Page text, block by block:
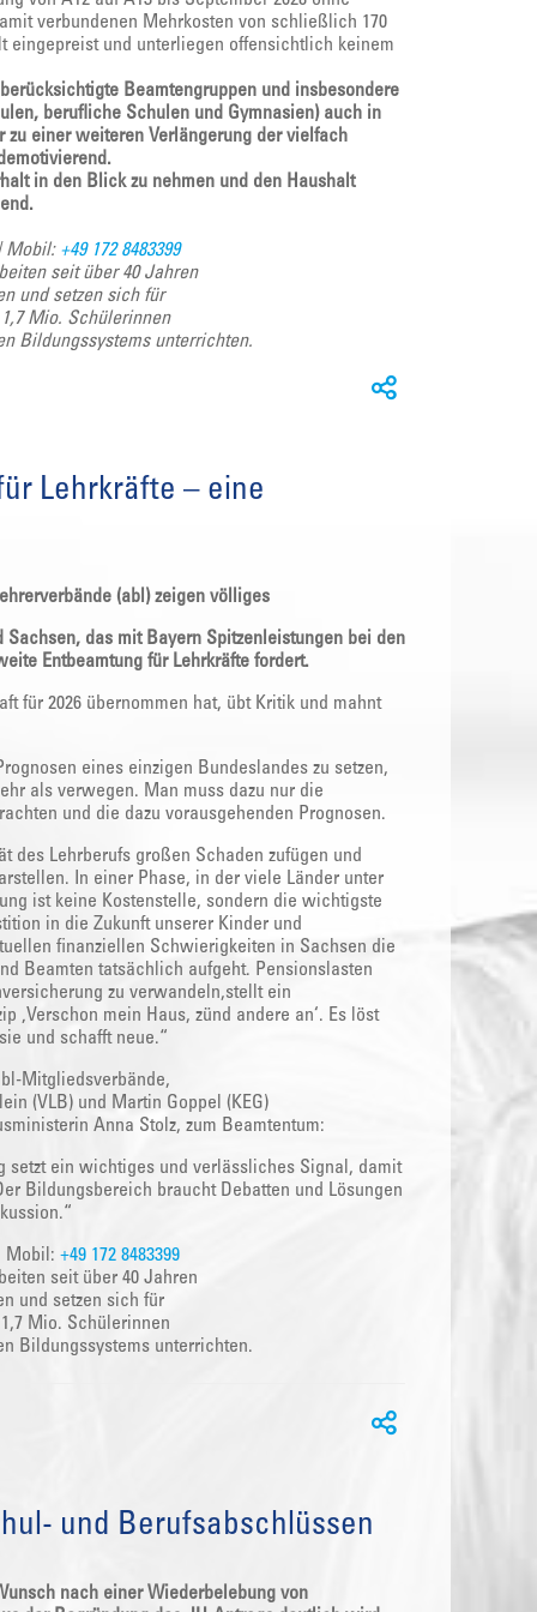
verbundenen Mehrkosten von schließlich 170
und unterliegen offensichtlich keinem
Beamtengruppen und insbesondere
berufliche Schulen und Gymnasien) auch in
zu einer weiteren Verlängerung der vielfach
in den Blick zu nehmen und den Haushalt
+49 172 8483399
seit über 40 Jahren
und setzen sich für
Mio. Schülerinnen
Bildungssystems unterrichten.
Lehrkräfte – eine
(abl) zeigen völliges
das mit Bayern Spitzenleistungen bei den
Entbeamtung für Lehrkräfte fordert.
für 2026 übernommen hat, übt Kritik und mahnt
eines einzigen Bundeslandes zu setzen,
als verwegen. Man muss dazu nur die
und die dazu vorausgehenden Prognosen.
des Lehrberufs großen Schaden zufügen und
In einer Phase, in der viele Länder unter
ist keine Kostenstelle, sondern die wichtigste
in die Zukunft unserer Kinder und
finanziellen Schwierigkeiten in Sachsen die
Beamten tatsächlich aufgeht. Pensionslasten
zu verwandeln,stellt ein
‚Verschon mein Haus, zünd andere an‘. Es löst
und schafft neue.“
Mitgliedsverbände,
(VLB) und Martin Goppel (KEG)
Anna Stolz, zum Beamtentum:
setzt ein wichtiges und verlässliches Signal, damit
Bildungsbereich braucht Debatten und Lösungen
+49 172 8483399
seit über 40 Jahren
und setzen sich für
Mio. Schülerinnen
Bildungssystems unterrichten.
und Berufsabschlüssen
nach einer Wiederbelebung von